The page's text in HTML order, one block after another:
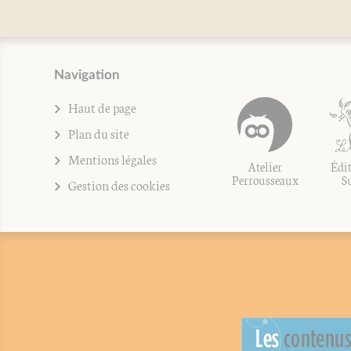
Navigation
Haut de page
Plan du site
Mentions légales
Gestion des cookies
Atelier
Perrousseaux